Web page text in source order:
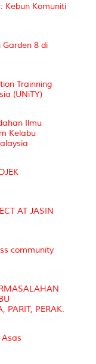
Kebun Komuniti
8 di
Trainning
(UNiTY)
Ilmu
Kelabu
AT JASIN
community
PARIT, PERAK.
Asas